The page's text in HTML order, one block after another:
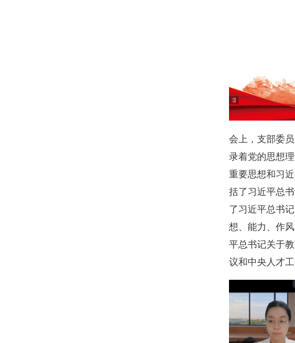
会上，支部委
录着党的思想
重要思想和习
括了习近平总
了习近平总书
想、能力、作
平总书记关于
议和中央人才